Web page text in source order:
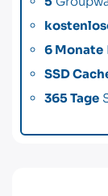
6 Monate
SSD
365 Tage